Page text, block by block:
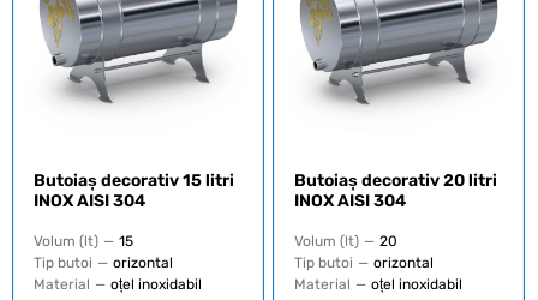
Butoiaș decorativ 15 litri
INOX AISI 304
Volum (lt) — 15
Tip butoi — orizontal
Material — oțel inoxidabil
Butoiaș decorativ 20 litri
INOX AISI 304
Volum (lt) — 20
Tip butoi — orizontal
Material — oțel inoxidabil